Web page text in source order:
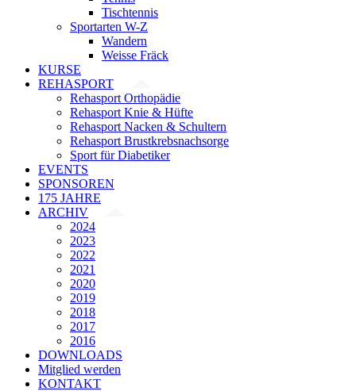
Tischtennis
Sportarten W-Z
Wandern
Weisse Fräck
KURSE
REHASPORT
Rehasport Orthopädie
Rehasport Knie & Hüfte
Rehasport Nacken & Schultern
Rehasport Brustkrebsnachsorge
Sport für Diabetiker
EVENTS
SPONSOREN
175 JAHRE
ARCHIV
2024
2023
2022
2021
2020
2019
2018
2017
2016
DOWNLOADS
Mitglied werden
KONTAKT